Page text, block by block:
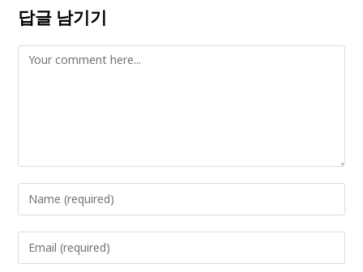
답글 남기기
Comment
Enter
your
name
Enter
your